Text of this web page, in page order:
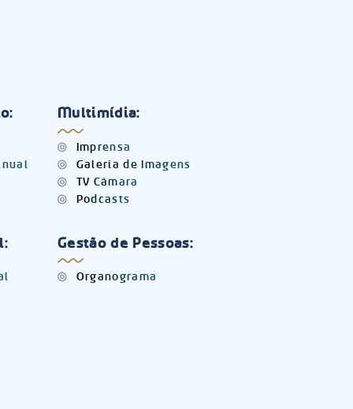
Multimídia:
Imprensa
Galeria de Imagens
TV Câmara
Podcasts
Gestão de Pessoas:
Organograma